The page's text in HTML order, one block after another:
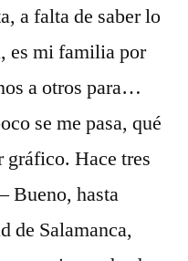
a falta de saber lo
es mi familia por
a otros para…
se me pasa, qué
gráfico. Hace tres
Bueno, hasta
de Salamanca,